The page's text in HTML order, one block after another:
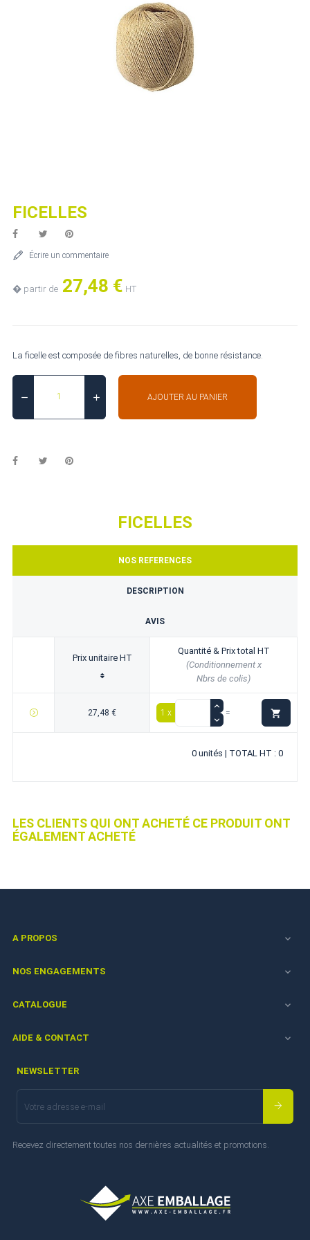
FICELLES
Écrire un commentaire
� partir de 27,48 € HT
La ficelle est composée de fibres naturelles, de bonne résistance.
AJOUTER AU PANIER
FICELLES
NOS REFERENCES
DESCRIPTION
AVIS
Prix unitaire HT
Quantité & Prix total HT
(Conditionnement x
Nbrs de colis)
27,48 € 1 x = 
0 unités | TOTAL HT : 0
LES CLIENTS QUI ONT ACHETÉ CE PRODUIT ONT
ÉGALEMENT ACHETÉ
A PROPOS 
NOS ENGAGEMENTS 
CATALOGUE 
AIDE & CONTACT 
NEWSLETTER
Recevez directement toutes nos dernières actualités et promotions.